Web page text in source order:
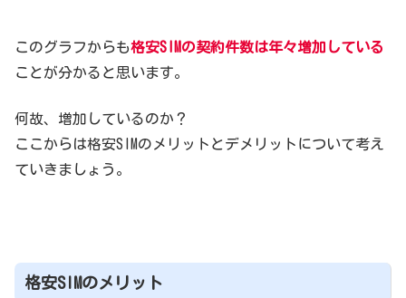
このグラフからも格安SIMの契約件数は年々増加している
ことが分かると思います。
何故、増加しているのか？
ここからは格安SIMのメリットとデメリットについて考え
ていきましょう。
格安SIMのメリット